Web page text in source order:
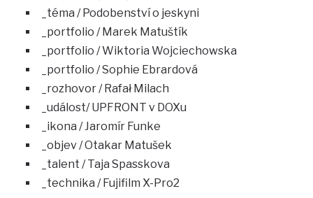
_téma / Podobenství o jeskyni
_portfolio / Marek Matuštík
_portfolio / Wiktoria Wojciechowska
_portfolio / Sophie Ebrardová
_rozhovor / Rafał Milach
_událost/ UPFRONT v DOXu
_ikona / Jaromír Funke
_objev / Otakar Matušek
_talent / Taja Spasskova
_technika / Fujifilm X-Pro2